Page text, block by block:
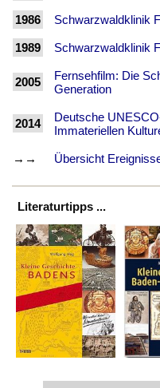
1986 Schwarzwaldklinik
1989 Schwarzwaldklinik
2005
Fernsehfilm: Die
Generation
2014
Deutsche
Immateriellen
→→ Übersicht
Literaturtipps ...